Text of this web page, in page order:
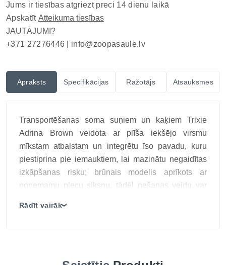
Jums ir tiesības atgriezt preci 14 dienu laikā
Apskatīt Atteikuma tiesības
JAUTĀJUMI?
+371 27276446 | info@zoopasaule.lv
Apraksts Specifikācijas Ražotājs Atsauksmes
Transportēšanas soma suņiem un kaķiem Trixie
Adrina Brown veidota ar plīša iekšējo virsmu
mīkstam atbalstam un integrētu īso pavadu, kuru
piestiprina pie iemauktiem, lai mazinātu negaidītas
izkāpšanas risku; brūnais modelis aprīkots ar
noņemamu plecu siksnu, tādēļ nešanas veidu var
Rādīt vairāk❯